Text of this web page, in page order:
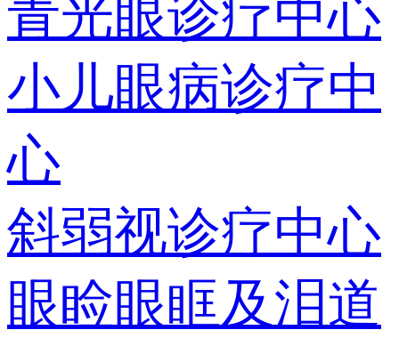
青光眼诊疗中心
小儿眼病诊疗中
心
斜弱视诊疗中心
眼睑眼眶及泪道